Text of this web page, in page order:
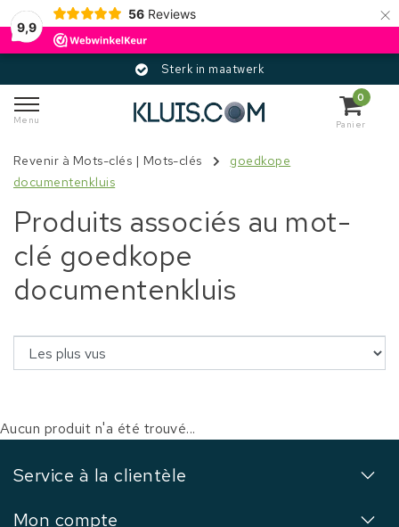
9,9
56 Reviews ×
Sterk in maatwerk
Menu
0
Panier
Revenir à Mots-clés | Mots-clés
goedkope
documentenkluis
Produits associés au mot-
clé goedkope
documentenkluis
Aucun produit n'a été trouvé...
Service à la clientèle
Mon compte